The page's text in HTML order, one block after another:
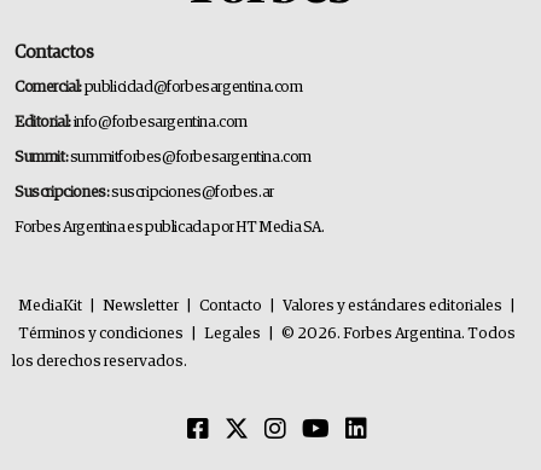
Contactos
Comercial:publicidad@forbesargentina.com
Editorial:info@forbesargentina.com
Summit:summitforbes@forbesargentina.com
Suscripciones:suscripciones@forbes.ar
Forbes Argentina es publicada por HT Media SA.
MediaKit Newsletter Contacto Valores y estándares editoriales
Términos y condiciones
Legales
© 2026. Forbes Argentina. Todos
los derechos reservados.